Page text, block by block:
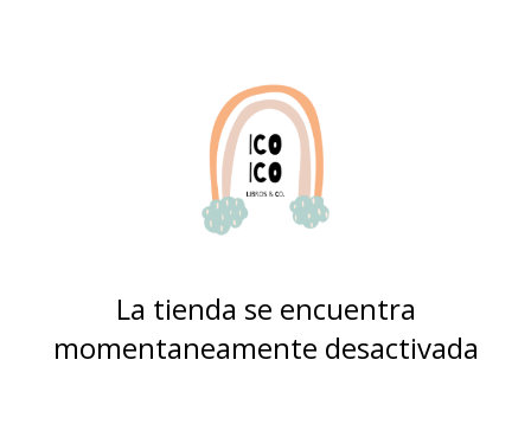
La tienda se encuentra
momentaneamente desactivada